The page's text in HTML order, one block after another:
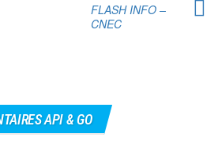
FLASH INFO –
CNEC
API & GO